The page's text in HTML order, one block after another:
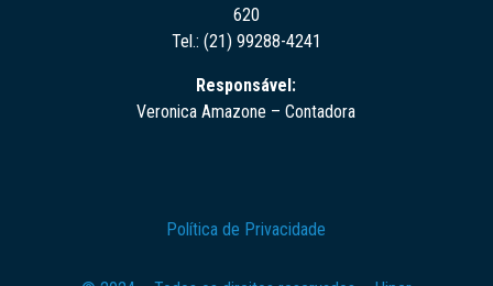
620
Tel.: (21) 99288-4241
Responsável:
Veronica Amazone – Contadora
Política de Privacidade